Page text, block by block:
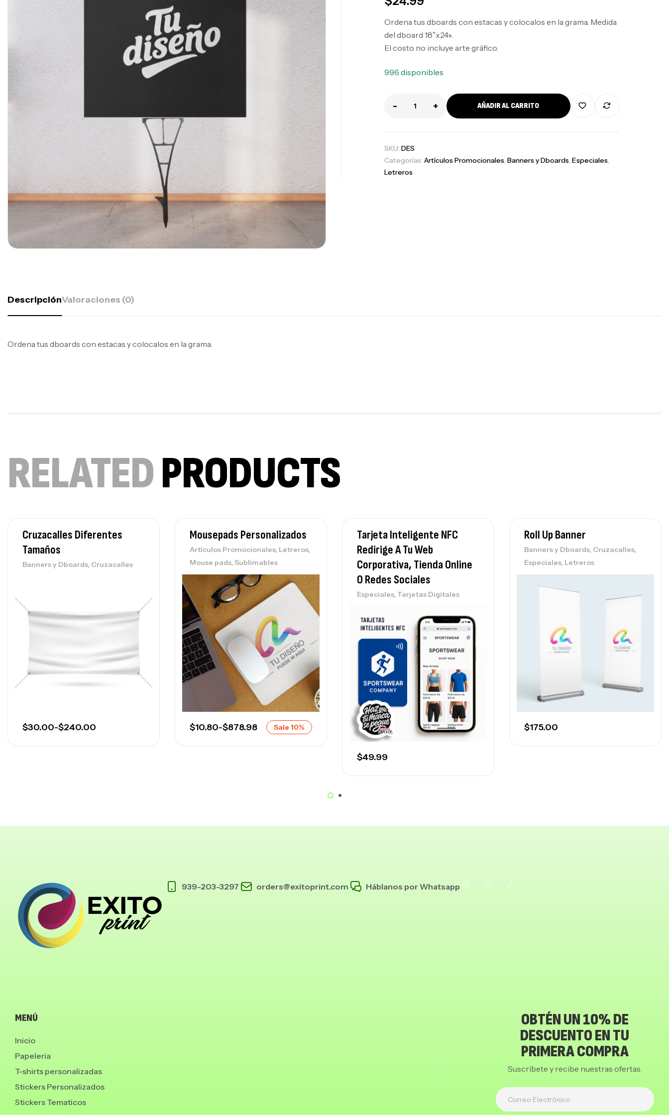
Ordena tus dboards con estacas y colocalos en la grama. Medida
del dboard 18″x24».
El costo no incluye arte gráfico.
996 disponibles
- + AÑADIR AL CARRITO
SKU: DES
Categorías: Artículos Promocionales, Banners y Dboards, Especiales,
Letreros
DescripciónValoraciones (0)
Ordena tus dboards con estacas y colocalos en la grama.
RELATEDPRODUCTS
Cruzacalles Diferentes
Tamaños
Banners y Dboards Cruzacalles
$30.00-$240.00
Mousepads Personalizados
Artículos Promocionales Letreros
Mouse pads Sublimables
$10.80-$878.98 Sale 10%
Tarjeta Inteligente NFC
Redirige A Tu Web
Corporativa, Tienda Online
O Redes Sociales
Especiales Tarjetas Digitales
$49.99
Roll Up Banner
Banners y Dboards Cruzacalles
Especiales Letreros
$175.00
939-203-3297 orders@exitoprint.com Háblanos por Whatsapp
MENÚ
Inicio
Papeleria
T-shirts personalizadas
Stickers Personalizados
Stickers Tematicos
OBTÉN UN 10% DE
DESCUENTO EN TU
PRIMERA COMPRA
Suscríbete y recibe nuestras ofertas.